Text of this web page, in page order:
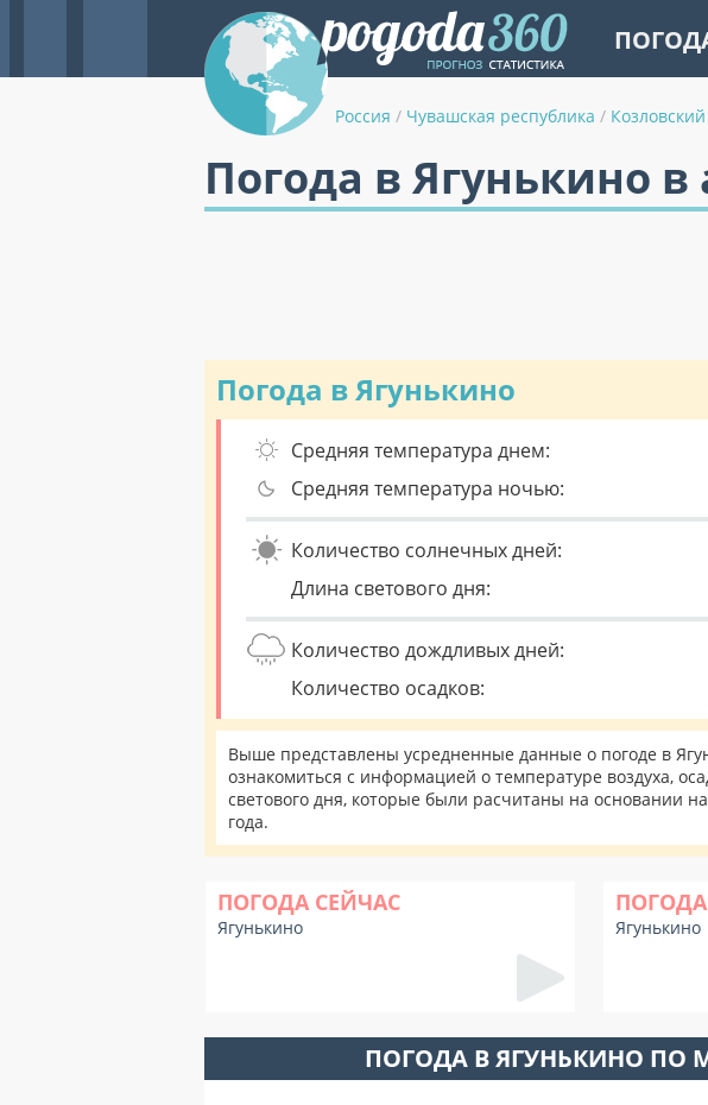
Россия / Чувашская республика /
Погода в Ягунькино в
Погода в Ягунькино
Средняя температура днем:
Средняя температура ночью:
Количество солнечных дней:
Длина светового дня:
Количество дождливых дней:
Количество осадков:
Выше представлены усредненные данные о погоде в
ознакомиться с информацией о температуре воздуха,
светового дня, которые были расчитаны на основании
года.
ПОГОДА СЕЙЧАС
Ягунькино Ягунькино
ПОГОДА В ЯГУНЬКИНО ПО